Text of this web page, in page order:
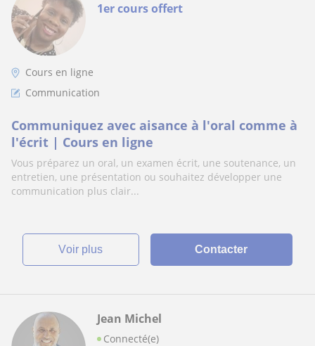
1er cours offert
Cours en ligne
Communication
Communiquez avec aisance à l'oral comme à
l'écrit | Cours en ligne
Vous préparez un oral, un examen écrit, une soutenance, un
entretien, une présentation ou souhaitez développer une
communication plus clair...
voir plus Contacter
Jean Michel
Connecté(e)